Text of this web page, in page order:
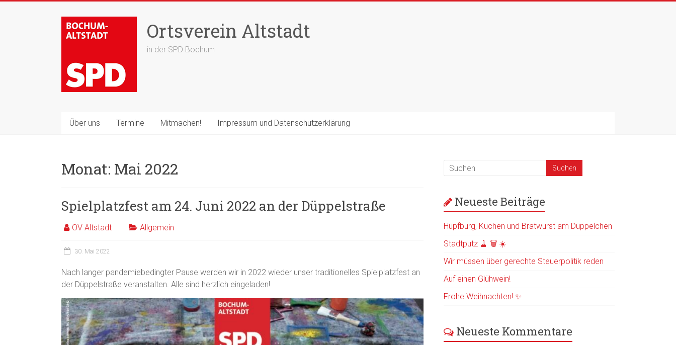
Ortsverein Altstadt
in der SPD Bochum
Über uns Termine Mitmachen! Impressum und Datenschutzerklärung
Monat: Mai 2022
Spielplatzfest am 24. Juni 2022 an der Düppelstraße
OV Altstadt Allgemein
30. Mai 2022
Nach langer pandemiebedingter Pause werden wir in 2022 wieder unser traditionelles Spielplatzfest an
der Düppelstraße veranstalten. Alle sind herzlich eingeladen!
Neueste Beiträge
Hüpfburg, Kuchen und Bratwurst am Düppelchen
Stadtputz 🧹 🗑️ ☀️
Wir müssen über gerechte Steuerpolitik reden
Auf einen Glühwein!
Frohe Weihnachten! ✨
Neueste Kommentare